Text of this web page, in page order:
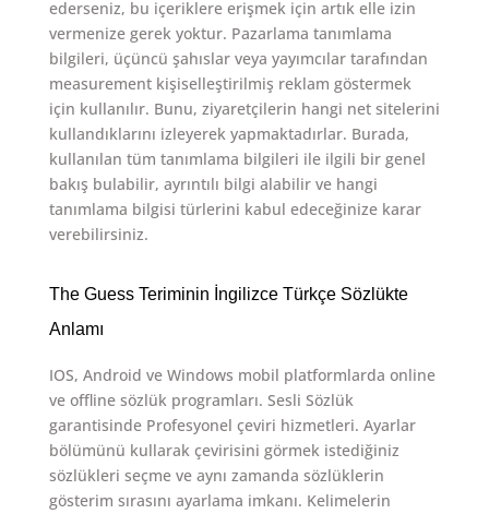
ederseniz, bu içeriklere erişmek için artık elle izin
vermenize gerek yoktur. Pazarlama tanımlama
bilgileri, üçüncü şahıslar veya yayımcılar tarafından
measurement kişiselleştirilmiş reklam göstermek
için kullanılır. Bunu, ziyaretçilerin hangi net sitelerini
kullandıklarını izleyerek yapmaktadırlar. Burada,
kullanılan tüm tanımlama bilgileri ile ilgili bir genel
bakış bulabilir, ayrıntılı bilgi alabilir ve hangi
tanımlama bilgisi türlerini kabul edeceğinize karar
verebilirsiniz.
The Guess Teriminin İngilizce Türkçe Sözlükte
Anlamı
IOS, Android ve Windows mobil platformlarda online
ve offline sözlük programları. Sesli Sözlük
garantisinde Profesyonel çeviri hizmetleri. Ayarlar
bölümünü kullarak çevirisini görmek istediğiniz
sözlükleri seçme ve aynı zamanda sözlüklerin
gösterim sırasını ayarlama imkanı. Kelimelerin